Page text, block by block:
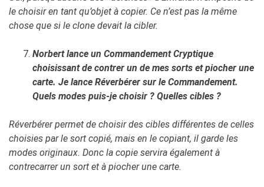
le choisir en tant qu’objet à copier. Ce n’est pas la même
chose que si le clone devait la cibler.
Norbert lance un Commandement Cryptique
choisissant de contrer un de mes sorts et piocher une
carte. Je lance Réverbérer sur le Commandement.
Quels modes puis-je choisir ? Quelles cibles ?
Réverbérer permet de choisir des cibles différentes de celles
choisies par le sort copié, mais en le copiant, il garde les
modes originaux. Donc la copie servira également à
contrecarrer un sort et à piocher une carte.